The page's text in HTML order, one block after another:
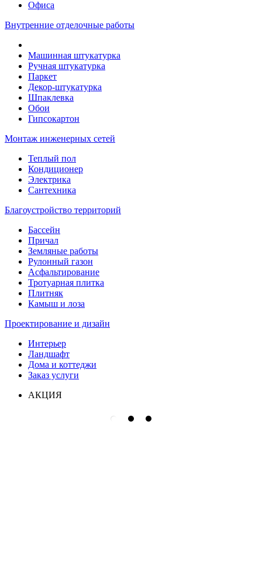
Офиса
Внутренние отделочные работы
Машинная штукатурка
Ручная штукатурка
Паркет
Декор-штукатурка
Шпаклевка
Обои
Гипсокартон
Монтаж инженерных сетей
Теплый пол
Кондиционер
Электрика
Сантехника
Благоустройство территорий
Бассейн
Причал
Земляные работы
Рулонный газон
Асфальтирование
Тротуарная плитка
Плитняк
Камыш и лоза
Проектирование и дизайн
Интерьер
Ландшафт
Дома и коттеджи
Заказ услуги
АКЦИЯ